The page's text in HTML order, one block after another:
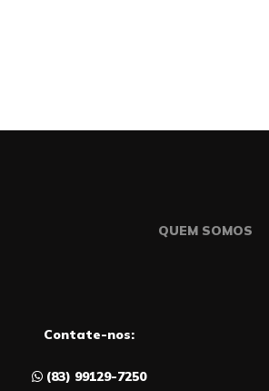
QUEM SOMOS
Contate-nos:
(83) 99129-7250